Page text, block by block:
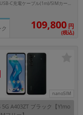
付属品: 箱/USB-C充電ケーブル(1m)/SIMカードツール
109,800 円
(税込)
nanoSIM
A403ZT ブラック【Y!mo